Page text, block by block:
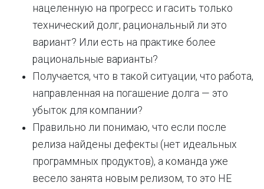
нацеленную на прогресс и гасить только
технический долг, рациональный ли это
вариант? Или есть на практике более
рациональные варианты?
Получается, что в такой ситуации, что работа,
направленная на погашение долга — это
убыток для компании?
Правильно ли понимаю, что если после
релиза найдены дефекты (нет идеальных
программных продуктов), а команда уже
весело занята новым релизом, то это НЕ